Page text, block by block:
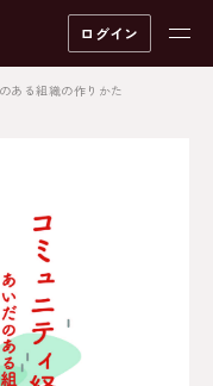
ログイン
ある組織の作りかた